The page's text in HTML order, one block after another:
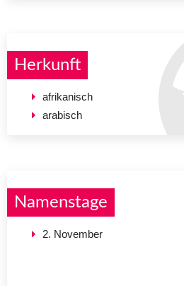
Herkunft
afrikanisch
arabisch
Namenstage
2. November